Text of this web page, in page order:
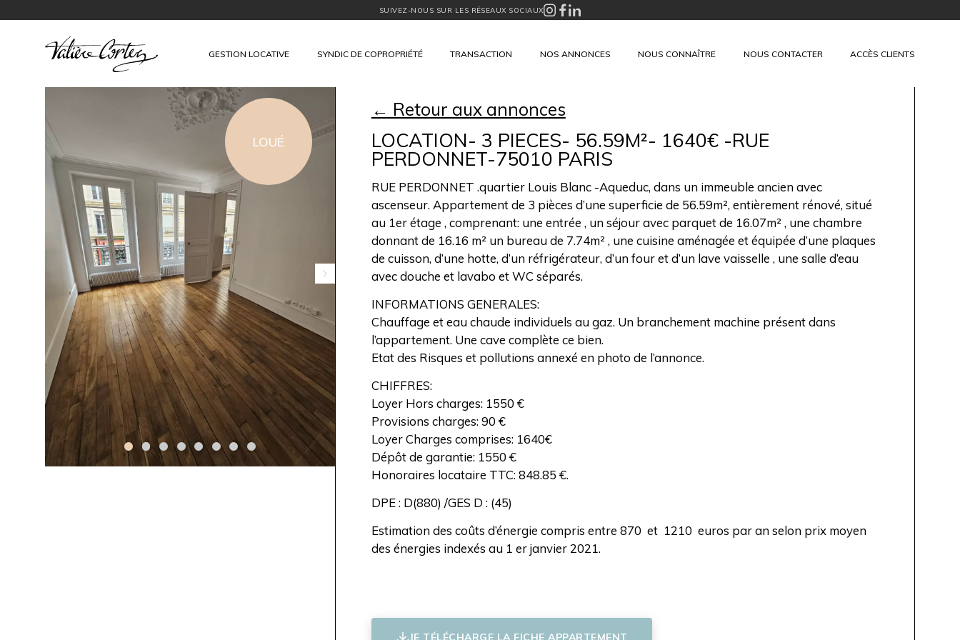
SUIVEZ-NOUS SUR LES RÉSEAUX SOCIAUX
GESTION LOCATIVE SYNDIC DE COPROPRIÉTÉ TRANSACTION NOS ANNONCES NOUS CONNAÎTRE NOUS CONTACTER ACCÈS CLIENTS
LOUÉ
← Retour aux annonces
LOCATION- 3 PIECES- 56.59M²- 1640€ -RUE
PERDONNET-75010 PARIS
RUE PERDONNET .quartier Louis Blanc -Aqueduc, dans un immeuble ancien avec
ascenseur. Appartement de 3 pièces d’une superficie de 56.59m², entièrement rénové, situé
au 1er étage , comprenant: une entrée , un séjour avec parquet de 16.07m² , une chambre
donnant de 16.16 m² un bureau de 7.74m² , une cuisine aménagée et équipée d’une plaques
de cuisson, d’une hotte, d’un réfrigérateur, d’un four et d’un lave vaisselle , une salle d’eau
avec douche et lavabo et WC séparés.
INFORMATIONS GENERALES:
Chauffage et eau chaude individuels au gaz. Un branchement machine présent dans
l’appartement. Une cave complète ce bien.
Etat des Risques et pollutions annexé en photo de l’annonce.
CHIFFRES:
Loyer Hors charges: 1550 €
Provisions charges: 90 €
Loyer Charges comprises: 1640€
Dépôt de garantie: 1550 €
Honoraires locataire TTC: 848.85 €.
DPE : D(880) /GES D : (45)
Estimation des coûts d’énergie compris entre 870 et 1210 euros par an selon prix moyen
des énergies indexés au 1 er janvier 2021.
JE TÉLÉCHARGE LA FICHE APPARTEMENT